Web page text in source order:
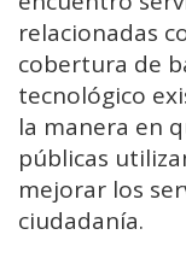
relacionadas
cobertura de
tecnológico
la manera en
públicas
mejorar los
ciudadanía.